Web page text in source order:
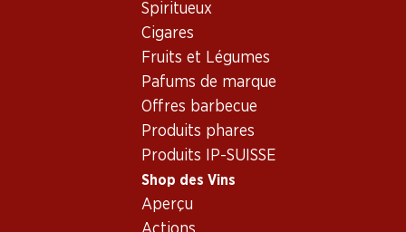
Spiritueux
Cigares
Fruits et Légumes
Pafums de marque
Offres barbecue
Produits phares
Produits IP-SUISSE
Shop des Vins
Aperçu
Recto Verso